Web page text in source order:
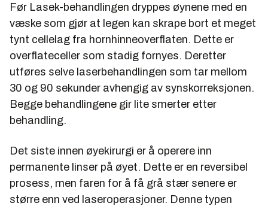
Før Lasek-behandlingen dryppes øynene med en
væske som gjør at legen kan skrape bort et meget
tynt cellelag fra hornhinneoverflaten. Dette er
overflateceller som stadig fornyes. Deretter
utføres selve laserbehandlingen som tar mellom
30 og 90 sekunder avhengig av synskorreksjonen.
Begge behandlingene gir lite smerter etter
behandling.
Det siste innen øyekirurgi er å operere inn
permanente linser på øyet. Dette er en reversibel
prosess, men faren for å få grå stær senere er
større enn ved laseroperasjoner. Denne typen